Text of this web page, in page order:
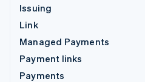
Issuing
Link
Managed Payments
Payment links
Payments